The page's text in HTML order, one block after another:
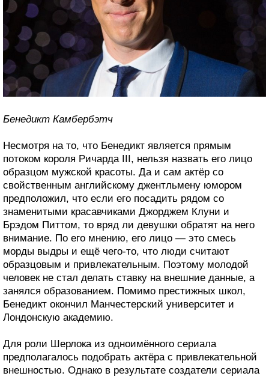
Бенедикт Камбербэтч
Несмотря на то, что Бенедикт является прямым
потоком короля Ричарда III, нельзя назвать его лицо
образцом мужской красоты. Да и сам актёр со
свойственным английскому джентльмену юмором
предположил, что если его посадить рядом со
знаменитыми красавчиками Джорджем Клуни и
Брэдом Питтом, то вряд ли девушки обратят на него
внимание. По его мнению, его лицо — это смесь
морды выдры и ещё чего-то, что люди считают
образцовым и привлекательным. Поэтому молодой
человек не стал делать ставку на внешние данные, а
занялся образованием. Помимо престижных школ,
Бенедикт окончил Манчестерский университет и
Лондонскую академию.
Для роли Шерлока из одноимённого сериала
предполагалось подобрать актёра с привлекательной
внешностью. Однако в результате создатели сериала